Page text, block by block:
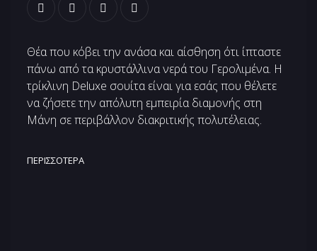
Θέα που κόβει την ανάσα και αίσθηση ότι ίπταστε
πάνω από τα κρυστάλλινα νερά του Γερολιμένα. Η
τρίκλινη Deluxe σουίτα είναι για εσάς που θέλετε
να ζήσετε την απόλυτη εμπειρία διαμονής στη
Μάνη σε περιβάλλον διακριτικής πολυτέλειας.
ΠΕΡΙΣΣΌΤΕΡΑ